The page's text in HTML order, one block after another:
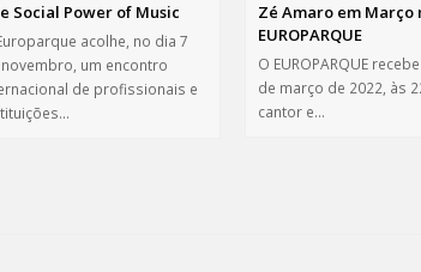
Social Power of Music
acolhe, no dia 7
um encontro
de profissionais e
Zé Amaro em Março
EUROPARQUE
O EUROPARQUE
de março de 2022, às
cantor e…